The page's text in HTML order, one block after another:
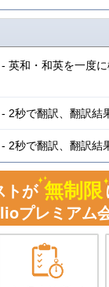
英和・和英を一度
2秒で翻訳、翻訳結
2秒で翻訳、翻訳結
トが 無制限
プレミアム